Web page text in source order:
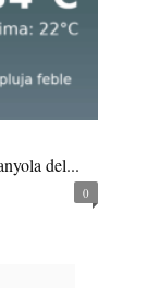
del...
0